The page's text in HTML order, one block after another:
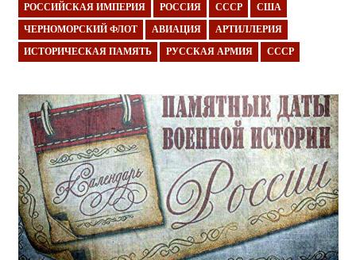
РОССИЙСКАЯ ИМПЕРИЯ РОССИЯ СССР США
ЧЕРНОМОРСКИЙ ФЛОТ АВИАЦИЯ АРТИЛЛЕРИЯ
ИСТОРИЧЕСКАЯ ПАМЯТЬ РУССКАЯ АРМИЯ СССР